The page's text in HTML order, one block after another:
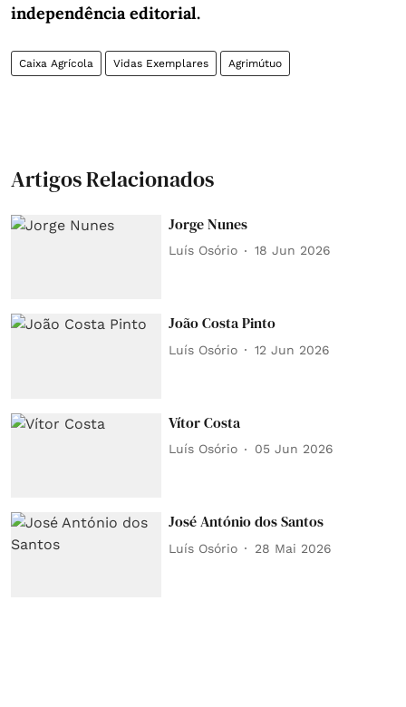
independência editorial.
Caixa Agrícola Vidas Exemplares Agrimútuo
Artigos Relacionados
Jorge Nunes
Luís Osório 18 Jun 2026
João Costa Pinto
Luís Osório 12 Jun 2026
Vítor Costa
Luís Osório 05 Jun 2026
José António dos Santos
Luís Osório 28 Mai 2026